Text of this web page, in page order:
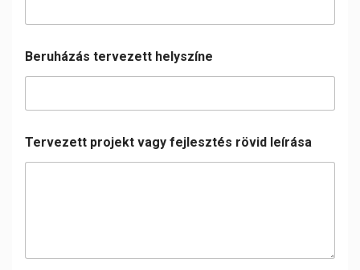
Beruházás tervezett helyszíne
Tervezett projekt vagy fejlesztés rövid leírása